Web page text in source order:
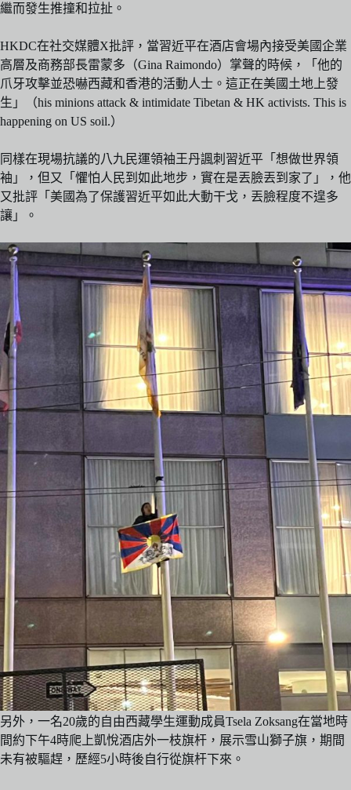
繼而發生推撞和拉扯。
HKDC在社交媒體X批評，當習近平在酒店會場內接受美國企業
高層及商務部長雷蒙多（Gina Raimondo）掌聲的時候，「他的
爪牙攻擊並恐嚇西藏和香港的活動人士。這正在美國土地上發
生」（his minions attack & intimidate Tibetan & HK activists. This is
happening on US soil.）
同樣在現場抗議的八九民運領袖王丹諷刺習近平「想做世界領
袖」，但又「懼怕人民到如此地步，實在是丟臉丟到家了」，他
又批評「美國為了保護習近平如此大動干戈，丟臉程度不遑多
讓」。
另外，一名20歲的自由西藏學生運動成員Tsela Zoksang在當地時
間約下午4時爬上凱悅酒店外一枝旗杆，展示雪山獅子旗，期間
未有被驅趕，歷經5小時後自行從旗杆下來。